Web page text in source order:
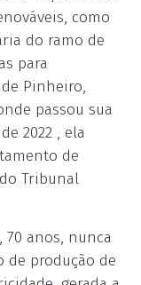
como
do ramo de
para
Pinheiro,
passou sua
2022 , ela
de
Tribunal
70 anos, nunca
de produção de